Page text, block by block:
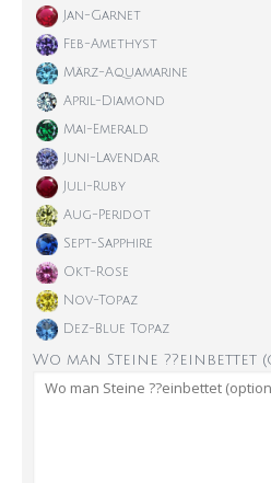
Jan-Garnet
Feb-Amethyst
März-Aquamarine
April-Diamond
Mai-Emerald
Juni-Lavendar
Juli-Ruby
Aug-Peridot
Sept-Sapphire
Okt-Rose
Nov-Topaz
Dez-Blue Topaz
Wo man Steine ??einbettet